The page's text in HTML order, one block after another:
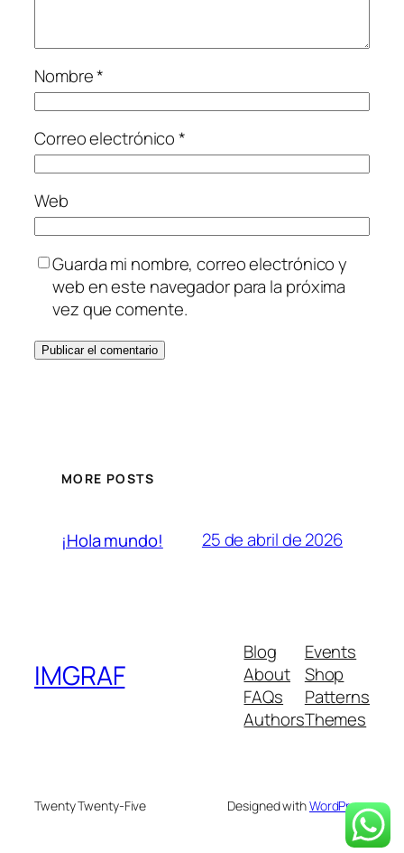
Nombre*
Correo electrónico*
Web
Guarda mi nombre, correo electrónico y
web en este navegador para la próxima
vez que comente.
MORE POSTS
¡Hola mundo! 25 de abril de 2026
IMGRAF
Blog
About
FAQs
Authors
Events
Shop
Patterns
Themes
Twenty Twenty-Five Designed withWordPress